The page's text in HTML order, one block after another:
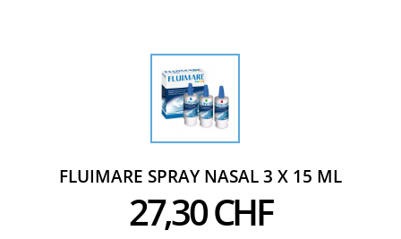
FLUIMARE SPRAY NASAL 3 X 15 ML
27,30 CHF